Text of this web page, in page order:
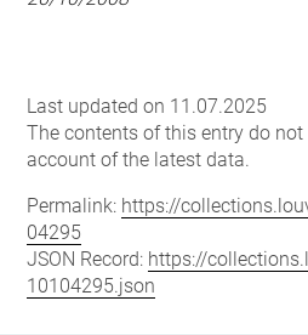
Last updated on 11.07.2025
The contents of this entry do
account of the latest data.
Permalink: https://
04295
JSON Record: https://
10104295.json